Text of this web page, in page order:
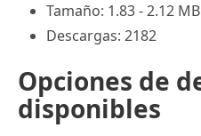
Tamaño: 1.83 - 2.12 MB
Descargas: 2182
Opciones de
disponibles